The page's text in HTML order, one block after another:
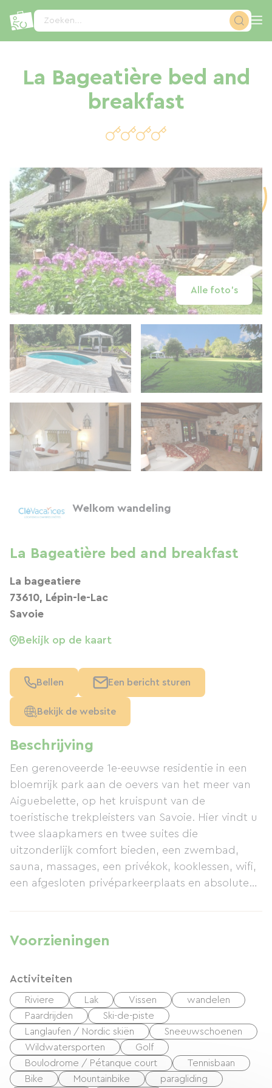
Zoeken...
La Bageatière bed and
breakfast
Alle foto's
Beschrijving
Een gerenoveerde 1e-eeuwse residentie in een
bloemrijk park aan de oevers van het meer van
Aiguebelette, op het kruispunt van de
toeristische trekpleisters van Savoie. Hier vindt u
twee slaapkamers en twee suites die
uitzonderlijk comfort bieden, een zwembad,
sauna, massages, een privékok, kooklessen, wifi,
een afgesloten privéparkeerplaats en absolute
charme van deze ongerepte locatie aan het
warmste en zuiverste meer van Europa, met
Voorzieningen
Activiteiten
Riviere Lak Vissen
wandelen
Paardrijden
Ski-de-piste
Langlaufen / Nordic skiën
Sneeuwschoenen
Wildwatersporten
Golf
Boulodrome / Pétanque court
Tennisbaan
Bike
Mountainbike paragliding
Welkom wandeling
La Bageatière bed and breakfast
La bageatiere
73610, Lépin-le-Lac
Savoie
Bekijk op de kaart
Bellen Een bericht sturen
Bekijk de website
Cookies beheer paneel